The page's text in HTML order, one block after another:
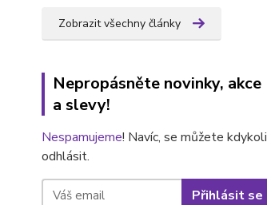
Zobrazit všechny články
Nepropásněte novinky, akce
a slevy!
Nespamujeme! Navíc, se můžete kdykoli
odhlásit.
Přihlásit se